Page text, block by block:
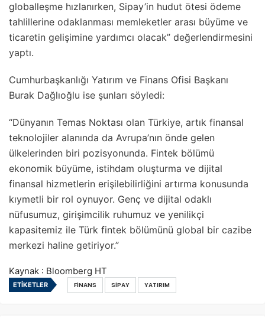
globalleşme hızlanırken, Sipay’in hudut ötesi ödeme
tahlillerine odaklanması memleketler arası büyüme ve
ticaretin gelişimine yardımcı olacak” değerlendirmesini
yaptı.
Cumhurbaşkanlığı Yatırım ve Finans Ofisi Başkanı
Burak Dağlıoğlu ise şunları söyledi:
“Dünyanın Temas Noktası olan Türkiye, artık finansal
teknolojiler alanında da Avrupa’nın önde gelen
ülkelerinden biri pozisyonunda. Fintek bölümü
ekonomik büyüme, istihdam oluşturma ve dijital
finansal hizmetlerin erişilebilirliğini artırma konusunda
kıymetli bir rol oynuyor. Genç ve dijital odaklı
nüfusumuz, girişimcilik ruhumuz ve yenilikçi
kapasitemiz ile Türk fintek bölümünü global bir cazibe
merkezi haline getiriyor.”
Kaynak : Bloomberg HT
ETIKETLER FINANS SIPAY YATIRIM